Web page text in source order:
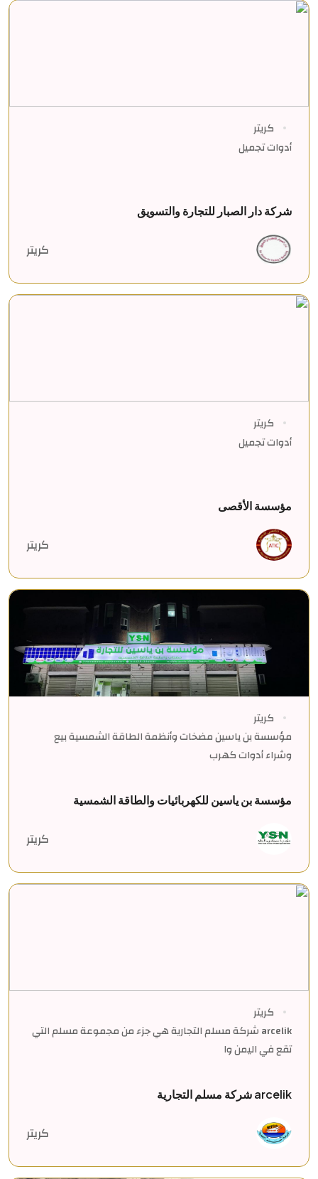
كريتر
أدوات تجميل
شركة دار الصبار للتجارة والتسويق
كريتر
كريتر
أدوات تجميل
مؤسسة الأقصى
كريتر
كريتر
مؤسسة بن ياسين مضخات وأنظمة الطاقة الشمسية بيع
وشراء أدوات كهرب
مؤسسة بن ياسين للكهربائيات والطاقة الشمسية
كريتر
كريتر
arcelik شركة مسلم التجارية هي جزء من مجموعة مسلم التي
تقع في اليمن وا
arcelik شركة مسلم التجارية
كريتر